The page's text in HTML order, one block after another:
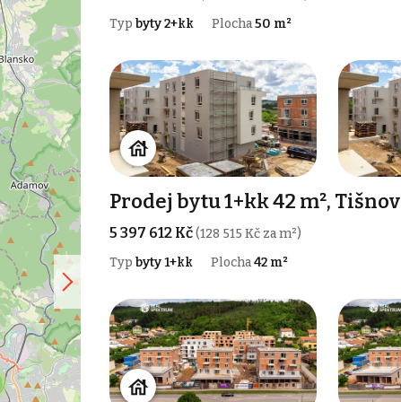
Typ byty 2+kk Plocha50 m²
Prodej bytu 1+kk 42 m², Tišnov
5 397 612 Kč(128 515 Kč za m²)
Typ byty 1+kk Plocha42 m²